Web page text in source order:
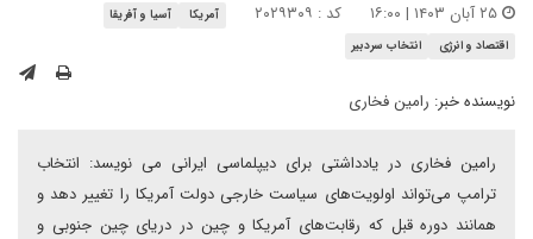
کد : ۲۰۲۹۳۰۹ آمریکا
آسیا و آفریقا
اقتصاد و انرژی
انتخاب سردبیر
نویسنده خبر: رامین فخاری
رامین فخاری در یادداشتی برای دیپلماسی ایرانی می نویسد: انتخاب
ترامپ می‌تواند اولویت‌های سیاست خارجی دولت آمریکا را تغییر دهد و
همانند دوره قبل که رقابت‌های آمریکا و چین در دریای چین جنوبی و